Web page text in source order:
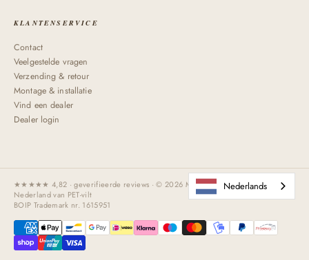
KLANTENSERVICE
Contact
Veelgestelde vragen
Verzending & retour
Montage & installatie
Vind een dealer
Dealer login
★★★★★ 4,82 · geverifieerde reviews · © 2026 Maeven Art · Handgemaakt in
Nederland van PET-vilt
BOIP Trademark nr. 1615951
Nederlands